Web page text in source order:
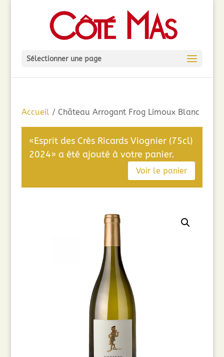
Sélectionner une page
Accueil/ Château Arrogant Frog Limoux Blanc
«Esprit des Crès Ricards Viognier (75cl)
2024» a été ajouté à votre panier.
Voir le panier